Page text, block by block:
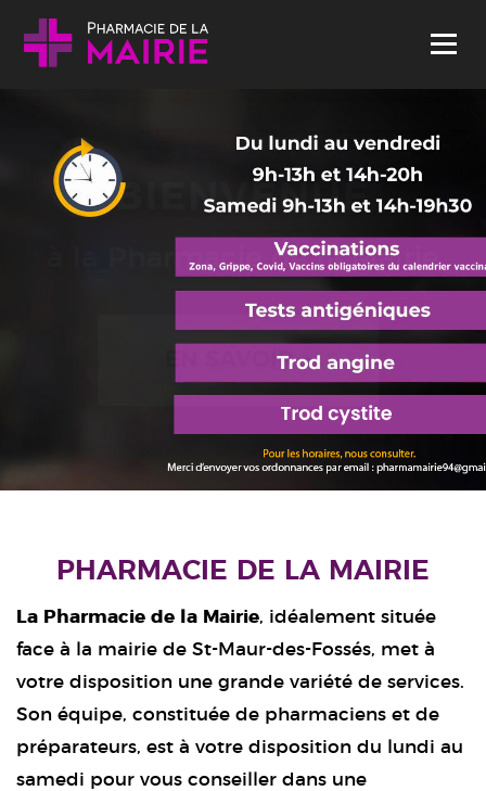
Skip to content
Menu
BIENVENUE
à la Pharmacie de la Mairie
EN SAVOIR +
PHARMACIE DE LA MAIRIE
La Pharmacie de la Mairie, idéalement située
face à la mairie de St-Maur-des-Fossés, met à
votre disposition une grande variété de services.
Son équipe, constituée de pharmaciens et de
préparateurs, est à votre disposition du lundi au
samedi pour vous conseiller dans une